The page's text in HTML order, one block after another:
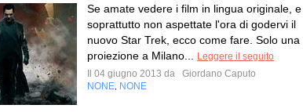
Se amate vedere i film in lingua originale, e
soprattutto non aspettate l'ora di godervi il
nuovo Star Trek, ecco come fare. Solo una
proiezione a Milano...
Leggere il seguito
Il 04 giugno 2013 da
Giordano Caputo
NONE NONE